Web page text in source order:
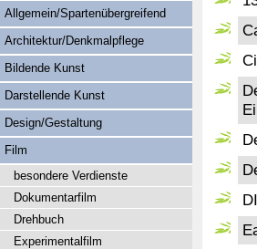
Allgemein/Spartenübergreifend
Architektur/Denkmalpflege
Bildende Kunst
Darstellende Kunst
Design/Gestaltung
Film
besondere Verdienste
Dokumentarfilm
Drehbuch
Experimentalfilm